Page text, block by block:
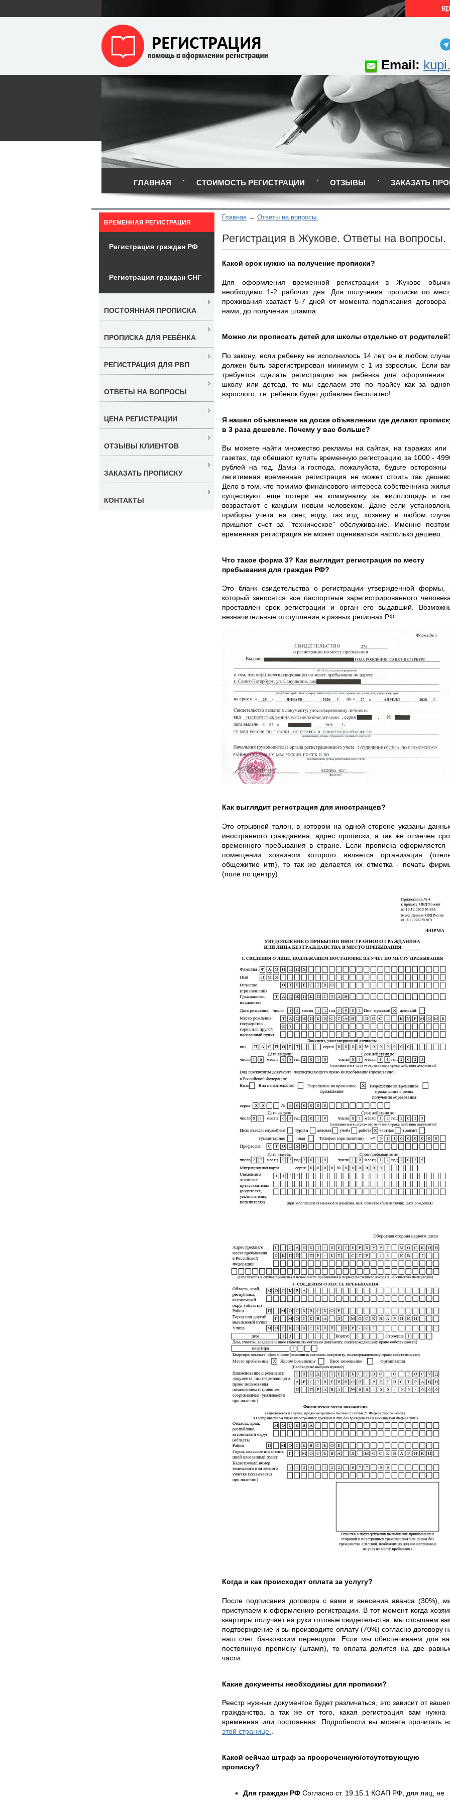
Email:
ГЛАВНАЯ СТОИМОСТЬ РЕГИСТРАЦИИ ОТЗЫВЫ ЗАКАЗАТЬ
Главная Ответы на вопросы.
Регистрация в Жукове. Ответы на вопросы.
Какой срок нужно на получение прописки?
Для оформления временной регистрации в Жукове
необходимо 1-2 рабочих дня. Для получения прописки по
проживания хватает 5-7 дней от момента подписания договора
нами, до получения штампа.
Можно ли прописать детей для школы отдельно от
По закону, если ребенку не исполнилось 14 лет, он в любом
должен быть зарегистрирован минимум с 1 из взрослых. Если
требуется сделать регистрацию на ребенка для оформления
школу или детсад, то мы сделаем это по прайсу как за
взрослого, т.е. ребенок будет добавлен бесплатно!
Я нашел объявление на доске объявлении где делают
в 3 раза дешевле. Почему у вас больше?
Вы можете найти множество рекламы на сайтах, на гаражах или
газетах, где обещают купить временную регистрацию за 1000 -
рублей на год. Дамы и господа, пожалуйста, будьте осторожны
легитимная временная регистрация не может стоить так
Дело в том, что помимо финансового интереса собственника
существуют еще потери на коммуналку за жилплощадь и
возрастают с каждым новым человеком. Даже если
приборы учета на свет, воду, газ итд, хозяину в любом
пришлют счет за "техническое" обслуживание. Именно
временная регистрация не может оцениваться настолько дешево.
Что такое форма 3? Как выглядит регистрация по месту
пребывания для граждан РФ?
Это бланк свидетельства о регистрации утвержденной формы,
который заносятся все паспортные зарегистрированного
проставлен срок регистрации и орган его выдавший.
незначительные отступления в разных регионах РФ.
Как выглядит регистрация для иностранцев?
Это отрывной талон, в котором на одной стороне указаны
иностранного гражданина, адрес прописки, а так же отмечен
временного пребывания в стране. Если прописка оформляется
помещении хозяином которого является организация
общежитие итп), то так же делается их отметка - печать
(поле по центру)
Когда и как происходит оплата за услугу?
После подписания договора с вами и внесения аванса (30%),
приступаем к оформлению регистрации. В тот момент когда
квартиры получает на руки готовые свидетельства, мы отсылаем
подтверждение и вы производите оплату (70%) согласно договору
наш счет банковским переводом. Если мы обеспечиваем для
постоянную прописку (штамп), то оплата делится на две
части.
Какие документы необходимы для прописки?
Реестр нужных документов будет различаться, это зависит от
гражданства, а так же от того, какая регистрация вам нужна
временная или постоянная. Подробности вы можете прочитать
этой странице .
Какой сейчас штраф за просроченную/отсутствующую
прописку?
Для граждан РФ Согласно ст. 19.15.1 КОАП РФ, для лиц, не
ВРЕМЕННАЯ РЕГИСТРАЦИЯ
Регистрация граждан РФ
Регистрация граждан СНГ
ПОСТОЯННАЯ ПРОПИСКА
ПРОПИСКА ДЛЯ РЕБЁНКА
РЕГИСТРАЦИЯ ДЛЯ РВП
ОТВЕТЫ НА ВОПРОСЫ
ЦЕНА РЕГИСТРАЦИИ
ОТЗЫВЫ КЛИЕНТОВ
ЗАКАЗАТЬ ПРОПИСКУ
КОНТАКТЫ